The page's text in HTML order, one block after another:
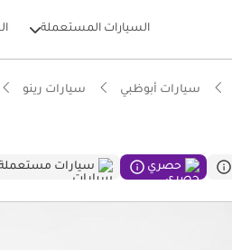
السيارات المستعملة
سيارات أبوظبي سيارات رينو
حصري سيارات